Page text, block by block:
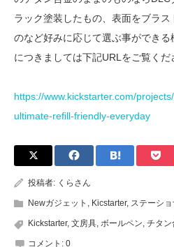
ラック塗装したもの、表面をブラ
のなど好みに応じて選ぶ事ができ
につきましては下記URLをご覧くだ
https://www.kickstarter.com/
ultimate-refill-friendly-everyday
投稿者: くらさん
Newガジェット , Kicstarter, ステーシ
Kickstarter, 文房具, ボールペン, チタン
コメント: 0